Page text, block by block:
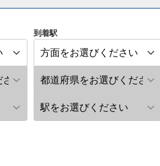
到着駅